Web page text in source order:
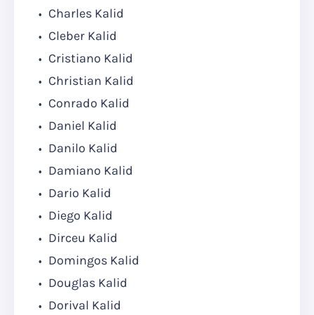
Charles Kalid
Cleber Kalid
Cristiano Kalid
Christian Kalid
Conrado Kalid
Daniel Kalid
Danilo Kalid
Damiano Kalid
Dario Kalid
Diego Kalid
Dirceu Kalid
Domingos Kalid
Douglas Kalid
Dorival Kalid